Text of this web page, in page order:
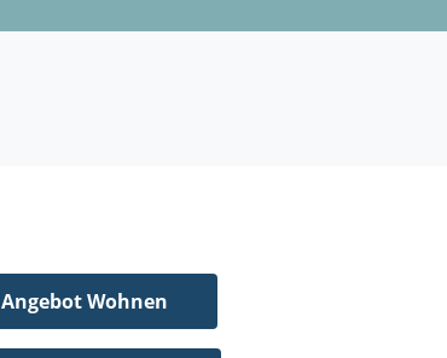
Angebot Wohnen